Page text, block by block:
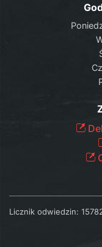
Licznik odwiedzin: